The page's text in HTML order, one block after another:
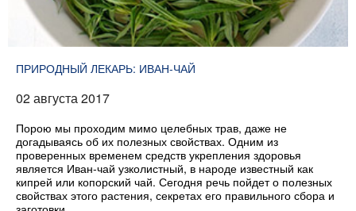
ПРИРОДНЫЙ ЛЕКАРЬ: ИВАН-ЧАЙ
02 августа 2017
Порою мы проходим мимо целебных трав, даже не
догадываясь об их полезных свойствах. Одним из
проверенных временем средств укрепления здоровья
является Иван-чай узколистный, в народе известный как
кипрей или копорский чай. Сегодня речь пойдет о полезных
свойствах этого растения, секретах его правильного сбора и